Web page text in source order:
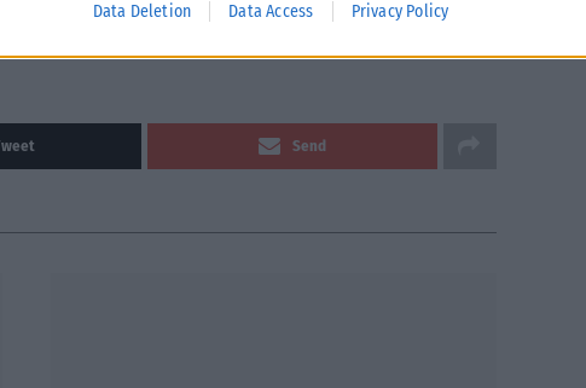
Data Deletion Data Access Privacy Policy
Send